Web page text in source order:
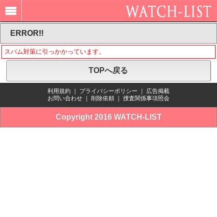
ERROR!!
スパム対策に引っかかっています。
TOPへ戻る
利用規約 プライバシーポリシー
広告掲載
お問い合わせ
削除依頼 捜査関係事項照会
Copyright 2016 WATCH-LIST